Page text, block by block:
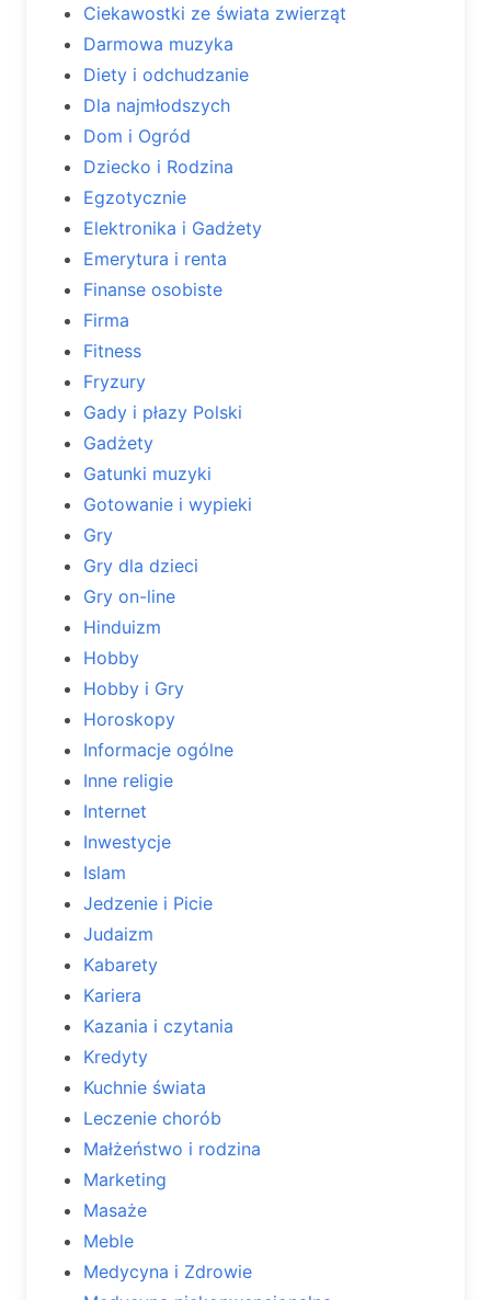
Ciekawostki ze świata zwierząt
Darmowa muzyka
Diety i odchudzanie
Dla najmłodszych
Dom i Ogród
Dziecko i Rodzina
Egzotycznie
Elektronika i Gadżety
Emerytura i renta
Finanse osobiste
Firma
Fitness
Fryzury
Gady i płazy Polski
Gadżety
Gatunki muzyki
Gotowanie i wypieki
Gry
Gry dla dzieci
Gry on-line
Hinduizm
Hobby
Hobby i Gry
Horoskopy
Informacje ogólne
Inne religie
Internet
Inwestycje
Islam
Jedzenie i Picie
Judaizm
Kabarety
Kariera
Kazania i czytania
Kredyty
Kuchnie świata
Leczenie chorób
Małżeństwo i rodzina
Marketing
Masaże
Meble
Medycyna i Zdrowie